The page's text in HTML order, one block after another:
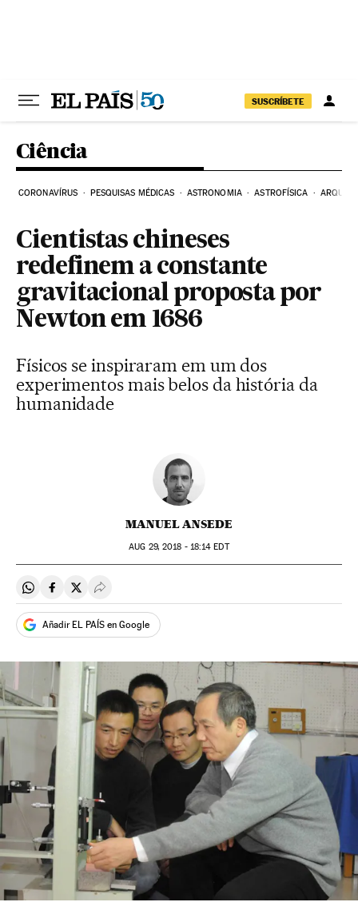
SUSCRÍBETE
Ciência
CORONAVÍRUS PESQUISAS MÉDICAS ASTRONOMIA ASTROFÍSICA
Cientistas chineses
redefinem a constante
gravitacional proposta por
Newton em 1686
Físicos se inspiraram em um dos
experimentos mais belos da história da
humanidade
MANUEL ANSEDE
AUG 29, 2018 - 18:14 EDT
Compartir en Whatsapp
Compartir en Facebook
Compartir en Twitter
Desplegar Redes Sociales
Añadir EL PAÍS en Google